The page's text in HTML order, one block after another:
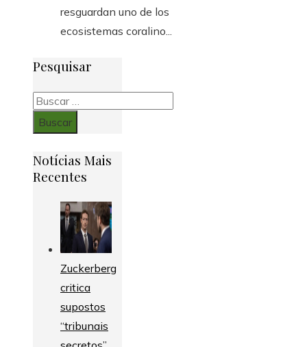
resguardan uno de los
ecosistemas coralino...
Pesquisar
Buscar:
Notícias Mais
Recentes
Zuckerberg
critica
supostos
“tribunais